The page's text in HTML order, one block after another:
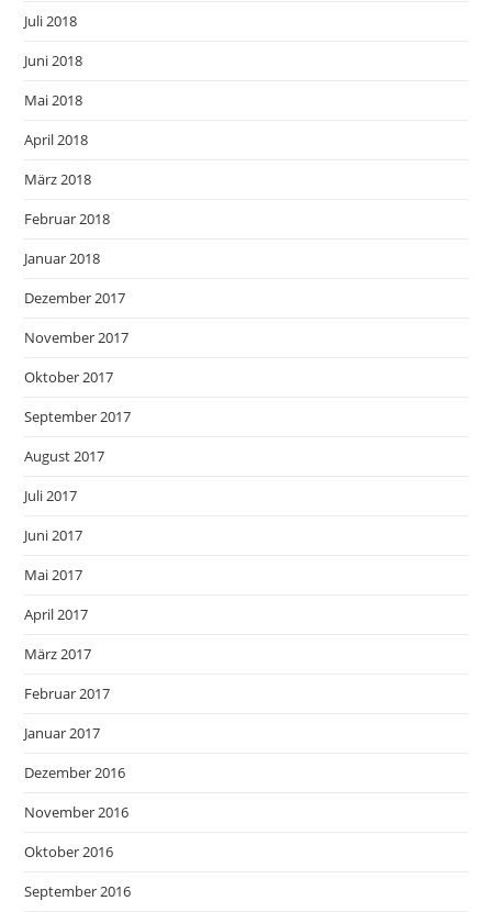
Juli 2018
Juni 2018
Mai 2018
April 2018
März 2018
Februar 2018
Januar 2018
Dezember 2017
November 2017
Oktober 2017
September 2017
August 2017
Juli 2017
Juni 2017
Mai 2017
April 2017
März 2017
Februar 2017
Januar 2017
Dezember 2016
November 2016
Oktober 2016
September 2016